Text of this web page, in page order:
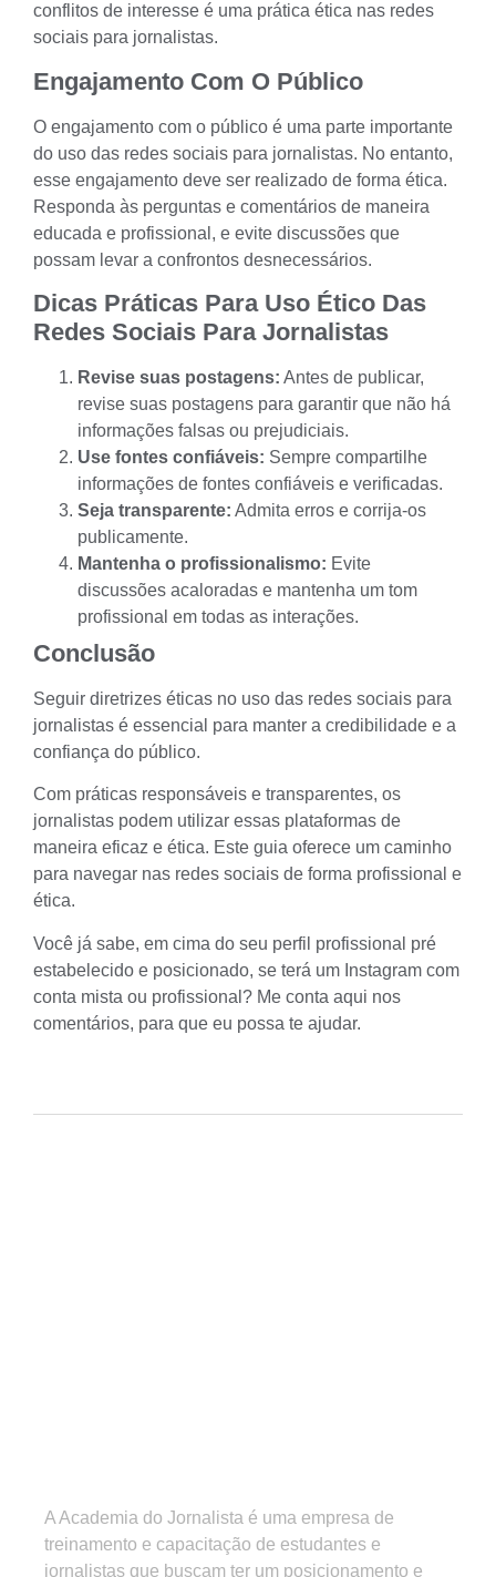
conflitos de interesse é uma prática ética nas redes
sociais para jornalistas.
Engajamento Com O Público
O engajamento com o público é uma parte importante
do uso das redes sociais para jornalistas. No entanto,
esse engajamento deve ser realizado de forma ética.
Responda às perguntas e comentários de maneira
educada e profissional, e evite discussões que
possam levar a confrontos desnecessários.
Dicas Práticas Para Uso Ético Das
Redes Sociais Para Jornalistas
Revise suas postagens: Antes de publicar,
revise suas postagens para garantir que não há
informações falsas ou prejudiciais.
Use fontes confiáveis: Sempre compartilhe
informações de fontes confiáveis e verificadas.
Seja transparente: Admita erros e corrija-os
publicamente.
Mantenha o profissionalismo: Evite
discussões acaloradas e mantenha um tom
profissional em todas as interações.
Conclusão
Seguir diretrizes éticas no uso das redes sociais para
jornalistas é essencial para manter a credibilidade e a
confiança do público.
Com práticas responsáveis e transparentes, os
jornalistas podem utilizar essas plataformas de
maneira eficaz e ética. Este guia oferece um caminho
para navegar nas redes sociais de forma profissional e
ética.
Você já sabe, em cima do seu perfil profissional pré
estabelecido e posicionado, se terá um Instagram com
conta mista ou profissional? Me conta aqui nos
comentários, para que eu possa te ajudar.
A Academia do Jornalista é uma empresa de
treinamento e capacitação de estudantes e
jornalistas que buscam ter um posicionamento e